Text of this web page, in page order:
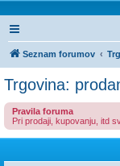
Seznam forumov
Trgovina:
Pravila foruma
Pri prodaji, kupovanju, itd